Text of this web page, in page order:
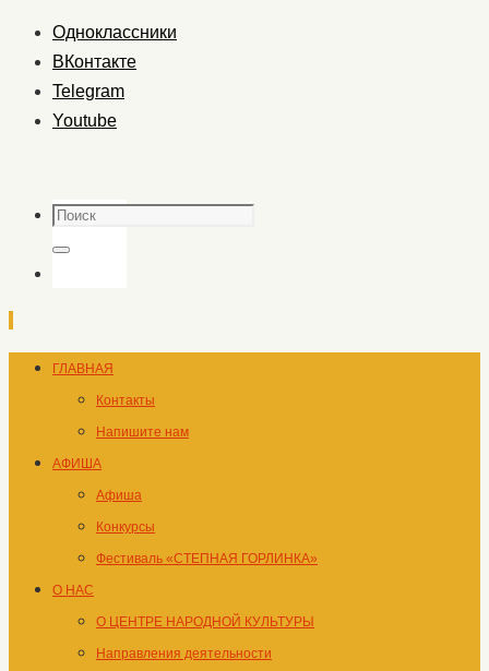
Одноклассники
ВКонтакте
Telegram
Youtube
Поиск
Поиск
Перейти
содержимому
ГЛАВНАЯ
Контакты
Напишите нам
АФИША
Афиша
Конкурсы
Фестиваль «СТЕПНАЯ ГОРЛИНКА»
О НАС
О ЦЕНТРЕ НАРОДНОЙ КУЛЬТУРЫ
Направления деятельности